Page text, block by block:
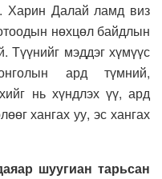
Харин Далай ламд виз
нөхцөл байдлын
Түүнийг мэддэг хүмүүс
ард түмний,
нь хүндлэх үү, ард
хангах уу, эс хангах
шуугиан тарьсан